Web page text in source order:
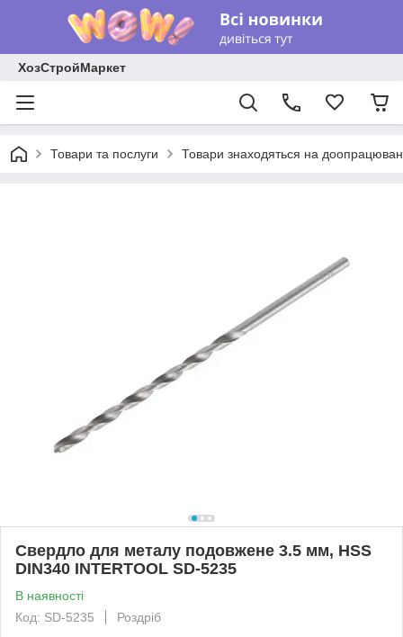
ХозСтройМаркет
Товари та послуги Товари знаходяться на
Свердло для металу подовжене 3.5 мм, HSS
DIN340 INTERTOOL SD-5235
В наявності
Код: SD-5235
Роздріб